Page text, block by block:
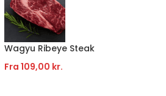
Wagyu Ribeye Steak
Fra 109,00 kr.